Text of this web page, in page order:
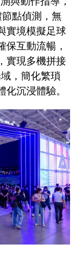
點偵測，無
實境模擬足球
保互動流暢，
實現多機拼接
，簡化繁瑣
沉浸體驗。